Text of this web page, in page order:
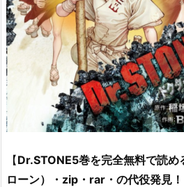
【Dr.STONE5巻を完全無料で読め
ローン）・zip・rar・の代役発見！